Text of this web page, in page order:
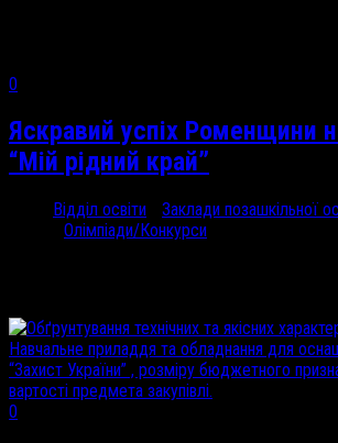
0
Яскравий успіх Роменщини
“Мій рідний край”
Відділ освіти Заклади позашкільної
Олімпіади/Конкурси
0